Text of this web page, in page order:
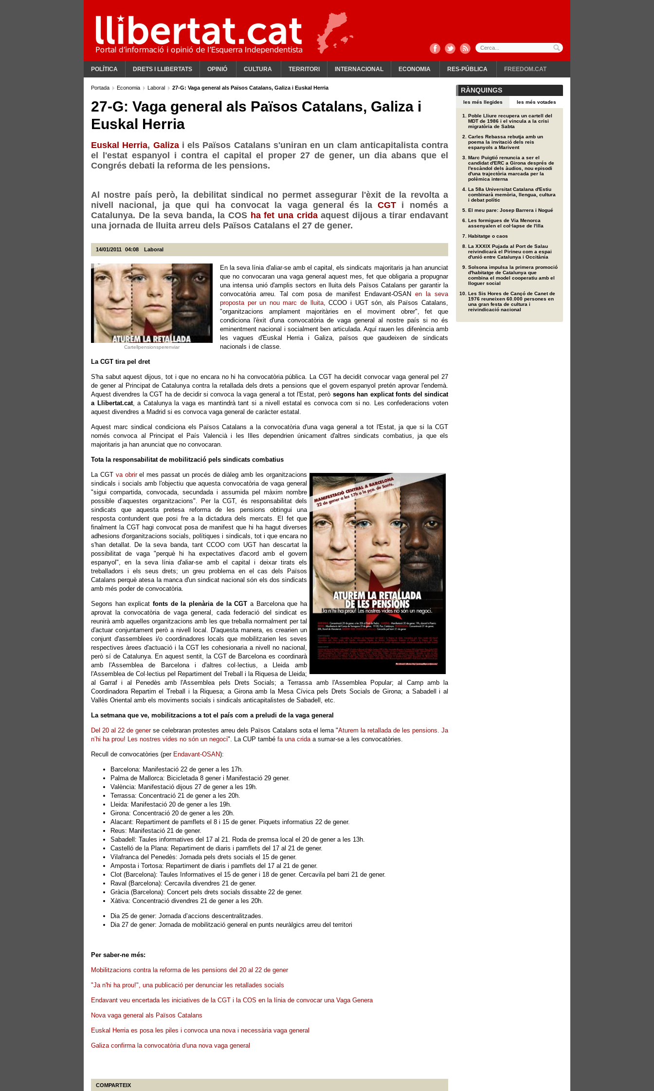
POLÍTICA DRETS I LLIBERTATS OPINIÓ CULTURA TERRITORI INTERNACIONAL ECONOMIA RES-PÚBLICA FREEDOM.CAT
Portada Economia Laboral 27-G: Vaga general als Països Catalans, Galiza i Euskal Herria
27-G: Vaga general als Països Catalans, Galiza i
Euskal Herria
Euskal Herria, Galizai els Països Catalans s'uniran en un clam anticapitalista contra
el l'estat espanyol i contra el capital el proper 27 de gener, un dia abans que el
Congrés debati la reforma de les pensions.
Al nostre país però, la debilitat sindical no permet assegurar l'èxit de la revolta a
nivell nacional, ja que qui ha convocat la vaga general és la CGT i només a
Catalunya. De la seva banda, la COS ha fet una cridaaquest dijous a tirar endavant
una jornada de lluita arreu dels Països Catalans el 27 de gener.
14/01/2011 04:08 Laboral
Cartellpensionsperenviar
En la seva línia d'aliar-se amb el capital, els sindicats majoritaris ja han anunciat
que no convocaran una vaga general aquest mes, fet que obligaria a propugnar
una intensa unió d'amplis sectors en lluita dels Països Catalans per garantir la
convocatòria arreu. Tal com posa de manifest Endavant-OSAN en la seva
proposta per un nou marc de lluita, CCOO i UGT són, als Països Catalans,
"organitzacions amplament majoritàries en el moviment obrer", fet que
condiciona l'èxit d'una convocatòria de vaga general al nostre país si no és
eminentment nacional i socialment ben articulada. Aquí rauen les diferència amb
les vagues d'Euskal Herria i Galiza, països que gaudeixen de sindicats
nacionals i de classe.
La CGT tira pel dret
S'ha sabut aquest dijous, tot i que no encara no hi ha convocatòria pública. La CGT ha decidit convocar vaga general pel 27
de gener al Principat de Catalunya contra la retallada dels drets a pensions que el govern espanyol pretén aprovar l'endemà.
Aquest divendres la CGT ha de decidir si convoca la vaga general a tot l'Estat, però segons han explicat fonts del sindicat
a Llibertat.cat, a Catalunya la vaga es mantindrà tant si a nivell estatal es convoca com si no. Les confederacions voten
aquest divendres a Madrid si es convoca vaga general de caràcter estatal.
Aquest marc sindical condiciona els Països Catalans a la convocatòria d'una vaga general a tot l'Estat, ja que si la CGT
només convoca al Principat el País Valencià i les Illes dependrien únicament d'altres sindicats combatius, ja que els
majoritaris ja han anunciat que no convocaran.
Tota la responsabilitat de mobilització pels sindicats combatius
La CGT va obrirel mes passat un procés de diàleg amb les organitzacions
sindicals i socials amb l'objectiu que aquesta convocatòria de vaga general
"sigui compartida, convocada, secundada i assumida pel màxim nombre
possible d’aquestes organitzacions". Per la CGT, és responsabilitat dels
sindicats que aquesta pretesa reforma de les pensions obtingui una
resposta contundent que posi fre a la dictadura dels mercats. El fet que
finalment la CGT hagi convocat posa de manifest que hi ha hagut diverses
adhesions d'organitzacions socials, polítiques i sindicals, tot i que encara no
s'han detallat. De la seva banda, tant CCOO com UGT han descartat la
possibilitat de vaga "perquè hi ha expectatives d'acord amb el govern
espanyol", en la seva línia d'aliar-se amb el capital i deixar tirats els
treballadors i els seus drets; un greu problema en el cas dels Països
Catalans perquè atesa la manca d'un sindicat nacional són els dos sindicats
amb més poder de convocatòria.
Segons han explicat fonts de la plenària de la CGT a Barcelona que ha
aprovat la convocatòria de vaga general, cada federació del sindicat es
reunirà amb aquelles organitzacions amb les que treballa normalment per tal
d'actuar conjuntament però a nivell local. D'aquesta manera, es crearien un
conjunt d'assemblees i/o coordinadores locals que mobilitzarien les seves
respectives àrees d'actuació i la CGT les cohesionaria a nivell no nacional,
però sí de Catalunya. En aquest sentit, la CGT de Barcelona es coordinarà
amb l'Assemblea de Barcelona i d'altres col·lectius, a Lleida amb
l'Assemblea de Col·lectius pel Repartiment del Treball i la Riquesa de Lleida;
al Garraf i al Penedès amb l'Assemblea pels Drets Socials; a Terrassa amb l'Assemblea Popular; al Camp amb la
Coordinadora Repartim el Treball i la Riquesa; a Girona amb la Mesa Cívica pels Drets Socials de Girona; a Sabadell i al
Vallès Oriental amb els moviments socials i sindicals anticapitalistes de Sabadell, etc.
La setmana que ve, mobilitzacions a tot el país com a preludi de la vaga general
Del 20 al 22 de generse celebraran protestes arreu dels Països Catalans sota el lema "Aturem la retallada de les pensions. Ja
n’hi ha prou! Les nostres vides no són un negoci". La CUP també fa una cridaa sumar-se a les convocatòries.
Recull de convocatòries (per Endavant-OSAN):
Barcelona: Manifestació 22 de gener a les 17h.
Palma de Mallorca: Bicicletada 8 gener i Manifestació 29 gener.
València: Manifestació dijous 27 de gener a les 19h.
Terrassa: Concentració 21 de gener a les 20h.
Lleida: Manifestació 20 de gener a les 19h.
Girona: Concentració 20 de gener a les 20h.
Alacant: Repartiment de pamflets el 8 i 15 de gener. Piquets informatius 22 de gener.
Reus: Manifestació 21 de gener.
Sabadell: Taules informatives del 17 al 21. Roda de premsa local el 20 de gener a les 13h.
Castelló de la Plana: Repartiment de diaris i pamflets del 17 al 21 de gener.
Vilafranca del Penedès: Jornada pels drets socials el 15 de gener.
Amposta i Tortosa: Repartiment de diaris i pamflets del 17 al 21 de gener.
Clot (Barcelona): Taules Informatives el 15 de gener i 18 de gener. Cercavila pel barri 21 de gener.
Raval (Barcelona): Cercavila divendres 21 de gener.
Gràcia (Barcelona): Concert pels drets socials dissabte 22 de gener.
Xàtiva: Concentració divendres 21 de gener a les 20h.
Dia 25 de gener: Jornada d’accions descentralitzades.
Dia 27 de gener: Jornada de mobilització general en punts neuràlgics arreu del territori
Per saber-ne més:
Mobilitzacions contra la reforma de les pensions del 20 al 22 de gener
"Ja n'hi ha prou!", una publicació per denunciar les retallades socials
Endavant veu encertada les iniciatives de la CGT i la COS en la línia de convocar una Vaga Genera
Nova vaga general als Països Catalans
Euskal Herria es posa les piles i convoca una nova i necessària vaga general
Galiza confirma la convocatòria d'una nova vaga general
COMPARTEIX
RÀNQUINGS
les més llegides les més votades
Poble Lliure recupera un cartell del
MDT de 1986 i el vincula a la crisi
migratòria de Sabta
Carles Rebassa rebutja amb un
poema la invitació dels reis
espanyols a Marivent
Marc Puigtió renuncia a ser el
candidat d'ERC a Girona després de
l'escàndol dels àudios, nou episodi
d'una trajectòria marcada per la
polèmica interna
La 58a Universitat Catalana d'Estiu
combinarà memòria, llengua, cultura
i debat polític
El meu pare: Josep Barrera i Nogué
Les formigues de Via Menorca
assenyalen el col·lapse de l'illa
Habitatge o caos
La XXXIX Pujada al Port de Salau
reivindicarà el Pirineu com a espai
d'unió entre Catalunya i Occitània
Solsona impulsa la primera promoció
d'habitatge de Catalunya que
combina el model cooperatiu amb el
lloguer social
Les Sis Hores de Cançó de Canet de
1976 reuneixen 60.000 persones en
una gran festa de cultura i
reivindicació nacional